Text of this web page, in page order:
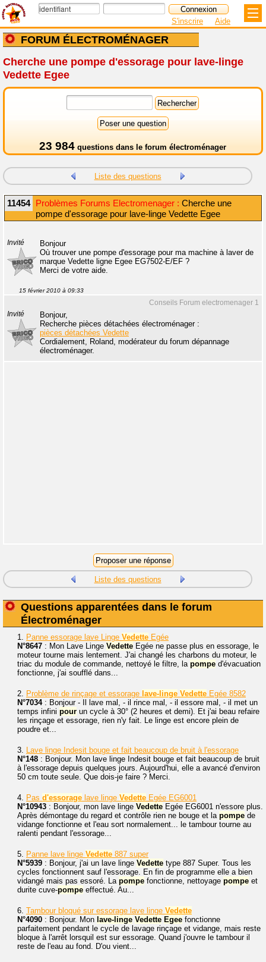
FORUM ÉLECTROMÉNAGER
S'inscrire Aide
Cherche une pompe d'essorage pour lave-linge
Vedette Egee
23 984 questions dans le forum électroménager
Liste des questions
11454 Problèmes Forums Electromenager : Cherche une
pompe d'essorage pour lave-linge Vedette Egee
Invité
Bonjour
Où trouver une pompe d'essorage pour ma machine à laver de
marque Vedette ligne Egee EG7502-E/EF ?
Merci de votre aide.
15 février 2010 à 09:33
Conseils Forum electromenager 1
Invité
Bonjour,
Recherche pièces détachées électroménager :
pièces détachées Vedette
Cordialement, Roland, modérateur du forum dépannage
électroménager.
Liste des questions
Questions apparentées dans le forum
Électroménager
1. Panne essorage lave Linge Vedette Egée
N°8647 : Mon Lave Linge Vedette Egée ne passe plus en essorage, le
moteur tourne mais lentement. J'ai changé les charbons du moteur, le
triac du module de commande, nettoyé le filtre, la pompe d'évacuation
fonctionne, j'ai soufflé dans...
2. Problème de rinçage et essorage lave-linge Vedette Egée 8582
N°7034: Bonjour - Il lave mal, - il rince mal, - il essore mal, - il met un
temps infini pour un cycle à 30° (2 heures et demi). Et j'ai beau refaire
les rinçage et essorage, rien n'y fait. Le linge est encore plein de
poudre et...
3. Lave linge Indesit bouge et fait beaucoup de bruit à l'essorage
N°148 : Bonjour. Mon lave linge Indesit bouge et fait beaucoup de bruit
à l'essorage depuis quelques jours. Aujourd'hui, elle a avancé d'environ
50 cm toute seule. Que dois-je faire ? Merci.
4. Pas d'essorage lave linge Vedette Egée EG6001
N°10943 : Bonjour, mon lave linge Vedette Egée EG6001 n'essore plus.
Après démontage du regard et contrôle rien ne bouge et la pompe de
vidange fonctionne et l'eau sort normalement... le tambour tourne au
ralenti pendant l'essorage...
5. Panne lave linge Vedette 887 super
N°5939 : Bonjour, j'ai un lave linge Vedette type 887 Super. Tous les
cycles fonctionnent sauf l'essorage. En fin de programme elle a bien
vidangé mais pas essoré. La pompe fonctionne, nettoyage pompe et
durite cuve-pompe effectué. Au...
6. Tambour bloqué sur essorage lave linge Vedette
N°4090 : Bonjour. Mon lave-linge Vedette Egee fonctionne
parfaitement pendant le cycle de lavage rinçage et vidange, mais reste
bloque à l'arrêt lorsquil est sur essorage. Quand j'ouvre le tambour il
reste de l'eau au fond. D'ou vient...